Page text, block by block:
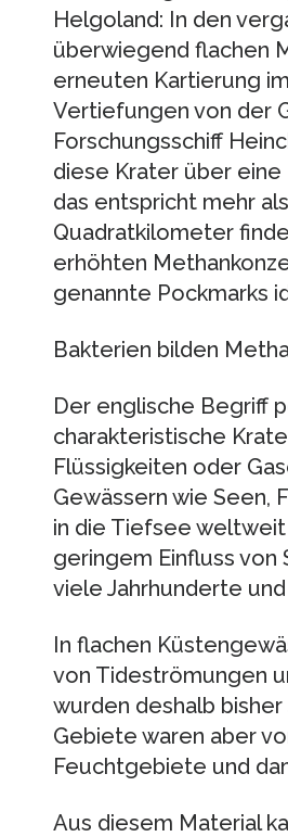
Helgoland: In den
überwiegend flachen
erneuten Kartierung
Vertiefungen von der
Forschungsschiff
diese Krater über
das entspricht mehr
Quadratkilometer
erhöhten
genannte Pockmarks
Bakterien bilden
Der englische Begriff
charakteristische
Flüssigkeiten oder
Gewässern wie Seen,
in die Tiefsee
geringem Einfluss
viele Jahrhunderte
In flachen
von Tideströmungen
wurden deshalb
Gebiete waren aber
Feuchtgebiete und
Aus diesem Material